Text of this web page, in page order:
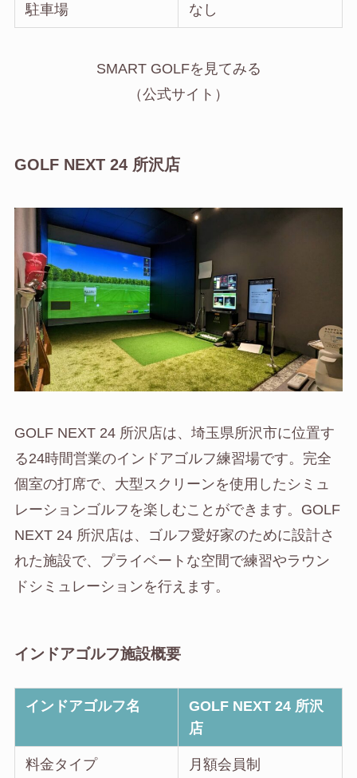
駐車場 なし
SMART GOLFを見てみる
（公式サイト）
GOLF NEXT 24 所沢店
GOLF NEXT 24 所沢店は、埼玉県所沢市に位置す
る24時間営業のインドアゴルフ練習場です。完全
個室の打席で、大型スクリーンを使用したシミュ
レーションゴルフを楽しむことができます。GOLF
NEXT 24 所沢店は、ゴルフ愛好家のために設計さ
れた施設で、プライベートな空間で練習やラウン
ドシミュレーションを行えます。
インドアゴルフ施設概要
インドアゴルフ名
GOLF NEXT 24 所沢
店
料金タイプ 月額会員制